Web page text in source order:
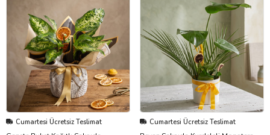
Cumartesi Ücretsiz Teslimat Cumartesi Ücretsiz Teslimat